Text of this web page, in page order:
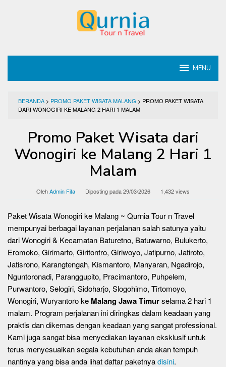
MENU
BERANDA > PROMO PAKET WISATA MALANG > PROMO PAKET WISATA
DARI WONOGIRI KE MALANG 2 HARI 1 MALAM
Promo Paket Wisata dari
Wonogiri ke Malang 2 Hari 1
Malam
OlehAdmin Fita Diposting pada29/03/2026 1,432 views
Paket Wisata Wonogiri ke Malang ~ Qurnia Tour n Travel
mempunyai berbagai layanan perjalanan salah satunya yaitu
dari Wonogiri & Kecamatan Baturetno, Batuwarno, Bulukerto,
Eromoko, Girimarto, Giritontro, Giriwoyo, Jatipurno, Jatiroto,
Jatisrono, Karangtengah, Kismantoro, Manyaran, Ngadirojo,
Nguntoronadi, Paranggupito, Pracimantoro, Puhpelem,
Purwantoro, Selogiri, Sidoharjo, Slogohimo, Tirtomoyo,
Wonogiri, Wuryantoro ke Malang Jawa Timurselama 2 hari 1
malam. Program perjalanan ini diringkas dalam keadaan yang
praktis dan dikemas dengan keadaan yang sangat professional.
Kami juga sangat bisa menyediakan layanan eksklusif untuk
terus menyesuaikan segala kebutuhan anda akan tempuh
nantinya yang bisa anda lihat daftar paketnyadisini.